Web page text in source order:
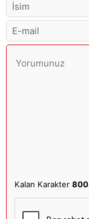
Kalan Karakter800